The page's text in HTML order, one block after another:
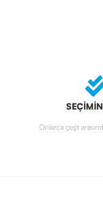
Onlarca çeşit